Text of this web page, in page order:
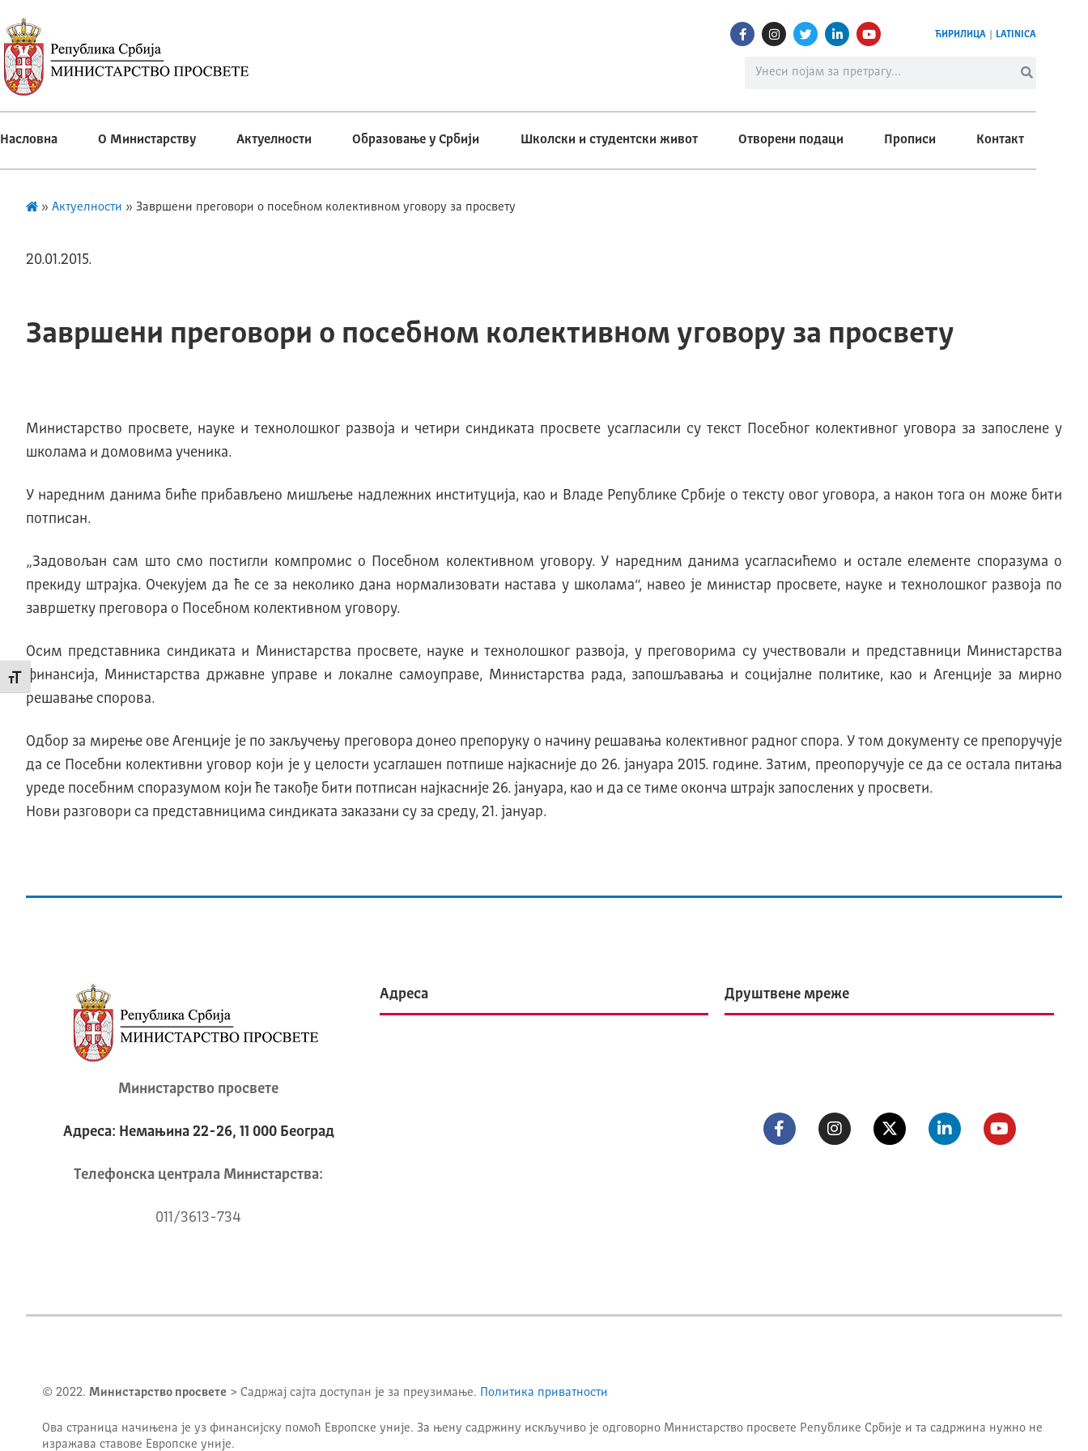
Промени величину слова
ЋИРИЛИЦА LATINICA
Насловна О Министарству Актуелности Образовање у Србији Школски и студентски живот Отворени подаци Прописи Контакт
» Актуелности » Завршени преговори о посебном колективном уговору за просвету
20.01.2015.
Завршени преговори о посебном колективном уговору за просвету
Министарство просвете, науке и технолошког развоја и четири синдиката просвете усагласили су текст Посебног колективног уговора за запослене у
школама и домовима ученика.
У наредним данима биће прибављено мишљење надлежних институција, као и Владе Републике Србије о тексту овог уговора, а након тога он може бити
потписан.
„Задовољан сам што смо постигли компромис о Посебном колективном уговору. У наредним данима усагласићемо и остале елементе споразума о
прекиду штрајка. Очекујем да ће се за неколико дана нормализовати настава у школама“, навео је министар просвете, науке и технолошког развоја по
завршетку преговора о Посебном колективном уговору.
Осим представника синдиката и Министарства просвете, науке и технолошког развоја, у преговорима су учествовали и представници Министарства
финансија, Министарства државне управе и локалне самоуправе, Министарства рада, запошљавања и социјалне политике, као и Агенције за мирно
решавање спорова.
Одбор за мирење ове Агенције је по закључењу преговора донео препоруку о начину решавања колективног радног спора. У том документу се препоручује
да се Посебни колективни уговор који је у целости усаглашен потпише најкасније до 26. јануара 2015. године. Затим, преопоручује се да се остала питања
уреде посебним споразумом који ће такође бити потписан најкасније 26. јануара, као и да се тиме оконча штрајк запослених у просвети.
Нови разговори са представницима синдиката заказани су за среду, 21. јануар.
Министарство просвете
Адреса: Немањина 22-26, 11 000 Београд
Телeфонска централа Mинистарства:
011/3613-734
Адреса Друштвене мреже
© 2022. Министарство просвете > Садржај сајта доступан је за преузимање. Политика приватности
Ова страница начињена је уз финансијску помоћ Европске уније. За њену садржину искључиво је одговорно Министарство просвете Републике Србије и та садржина нужно не
изражава ставове Европске уније.